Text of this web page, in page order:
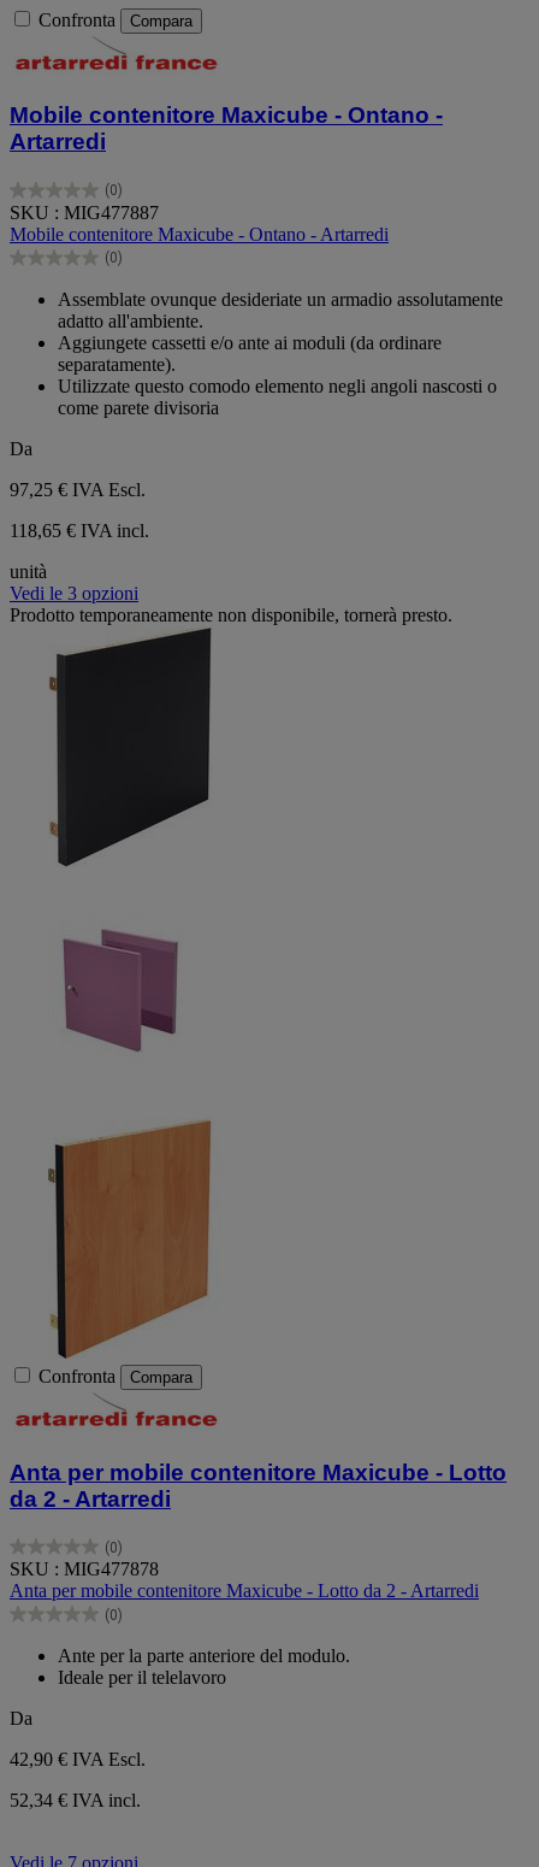
Confronta Compara
Mobile contenitore Maxicube - Ontano -
Artarredi
(0)
0.0
su
5
stelle.
SKU : MIG477887
Mobile contenitore Maxicube - Ontano - Artarredi
(0)
0.0
Assemblate ovunque desideriate un armadio assolutamente
adatto all'ambiente.
Aggiungete cassetti e/o ante ai moduli (da ordinare
separatamente).
Utilizzate questo comodo elemento negli angoli nascosti o
come parete divisoria
Da
97,25 € IVA Escl.
118,65 € IVA incl.
unità
Vedi le 3 opzioni
Prodotto temporaneamente non disponibile, tornerà presto.
Confronta Compara
Anta per mobile contenitore Maxicube - Lotto
da 2 - Artarredi
(0)
0.0
su
5
stelle.
SKU : MIG477878
Anta per mobile contenitore Maxicube - Lotto da 2 - Artarredi
(0)
0.0
Ante per la parte anteriore del modulo.
Ideale per il telelavoro
Da
42,90 € IVA Escl.
52,34 € IVA incl.